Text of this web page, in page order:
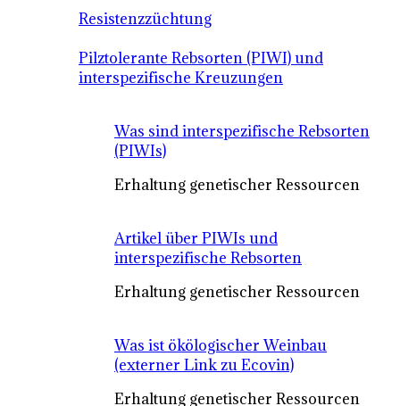
Resistenzzüchtung
Pilztolerante Rebsorten (PIWI) und
interspezifische Kreuzungen
Was sind interspezifische Rebsorten
(PIWIs)
Erhaltung genetischer Ressourcen
Artikel über PIWIs und
interspezifische Rebsorten
Erhaltung genetischer Ressourcen
Was ist ökölogischer Weinbau
(externer Link zu Ecovin)
Erhaltung genetischer Ressourcen